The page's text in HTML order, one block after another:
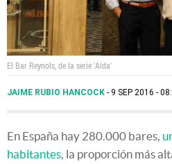
El Bar Reynols, de la serie 'Aída'
JAIME RUBIO HANCOCK 9 SEP 2016 -
En España hay 280.000 bares,
habitantes, la proporción más